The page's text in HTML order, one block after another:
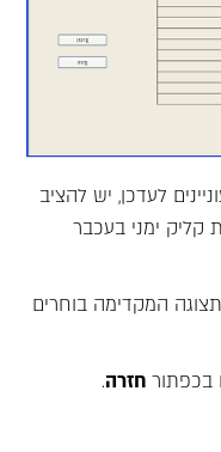
לעדכן, יש להציב
קליק ימני בעכבר
המקדימה בוחרים
בכפתור חזרה.